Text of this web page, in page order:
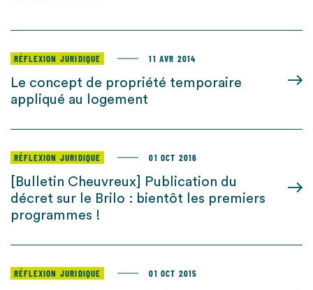
RÉFLEXION JURIDIQUE 11 AVR 2014
Le concept de propriété temporaire
appliqué au logement
RÉFLEXION JURIDIQUE 01 OCT 2016
[Bulletin Cheuvreux] Publication du
décret sur le Brilo : bientôt les premiers
programmes !
RÉFLEXION JURIDIQUE 01 OCT 2015